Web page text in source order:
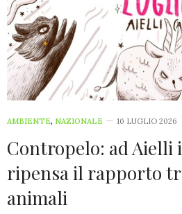
AMBIENTE, NAZIONALE 10 LUGLIO 2026
Contropelo: ad Aielli
ripensa il rapporto
animali